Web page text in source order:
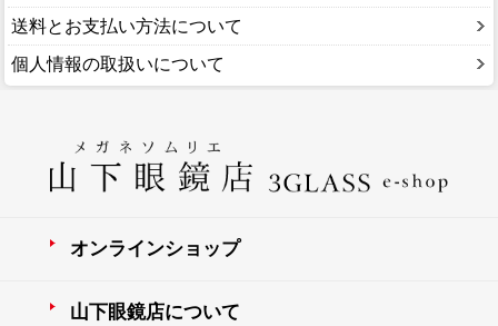
送料とお支払い方法について
個人情報の取扱いについて
オンラインショップ
山下眼鏡店について